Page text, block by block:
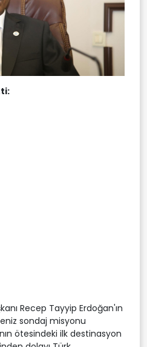
Recep Tayyip Erdoğan'ın
sondaj misyonu
ötesindeki ilk destinasyon